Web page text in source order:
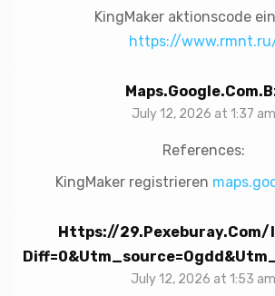
KingMaker aktionscode
https://
July 12, 2026 at 1:37 am
References:
KingMaker registrieren
Https://29.pexeburay.com/
July 12, 2026 at 1:53 am